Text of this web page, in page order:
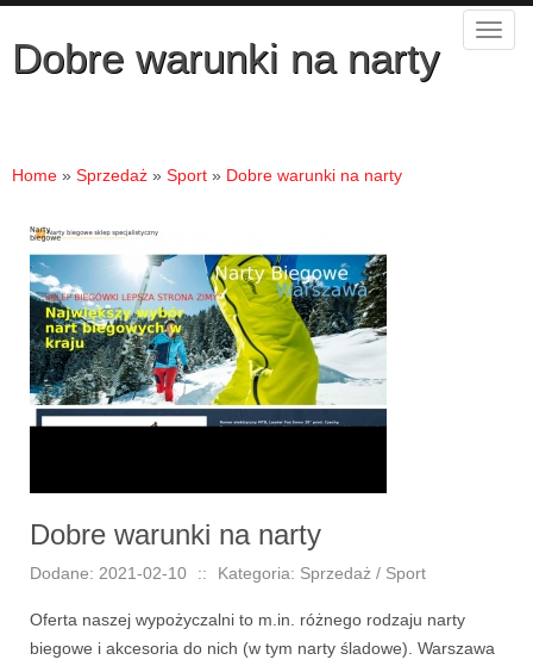
Dobre warunki na narty
Home » Sprzedaż » Sport » Dobre warunki na narty
Dobre warunki na narty
Dodane: 2021-02-10 :: Kategoria: Sprzedaż / Sport
Oferta naszej wypożyczalni to m.in. różnego rodzaju narty
biegowe i akcesoria do nich (w tym narty śladowe). Warszawa